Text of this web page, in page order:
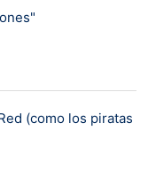
(como los piratas